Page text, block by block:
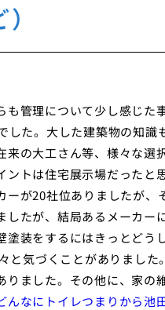
管理について少し感じた
た。大した建築物の知識
の大工さん等、様々な選
トは住宅展示場だったと
が20社位ありましたが、
たが、結局あるメーカー
装をするにはきっとどう
と気づくことがありました
ました。その他に、家の
んなにトイレつまりから池